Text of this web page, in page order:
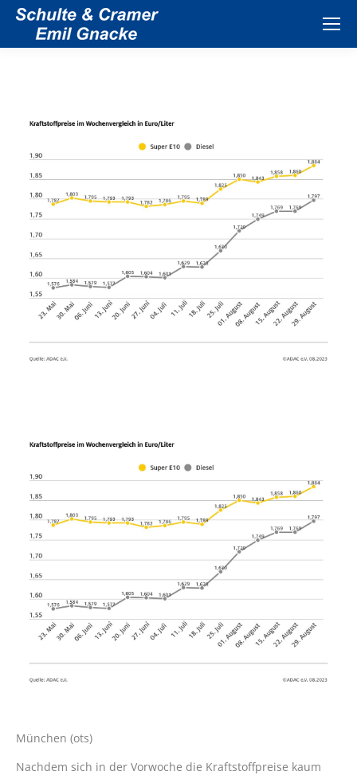
München (ots)
Nachdem sich in der Vorwoche die Kraftstoffpreise kaum